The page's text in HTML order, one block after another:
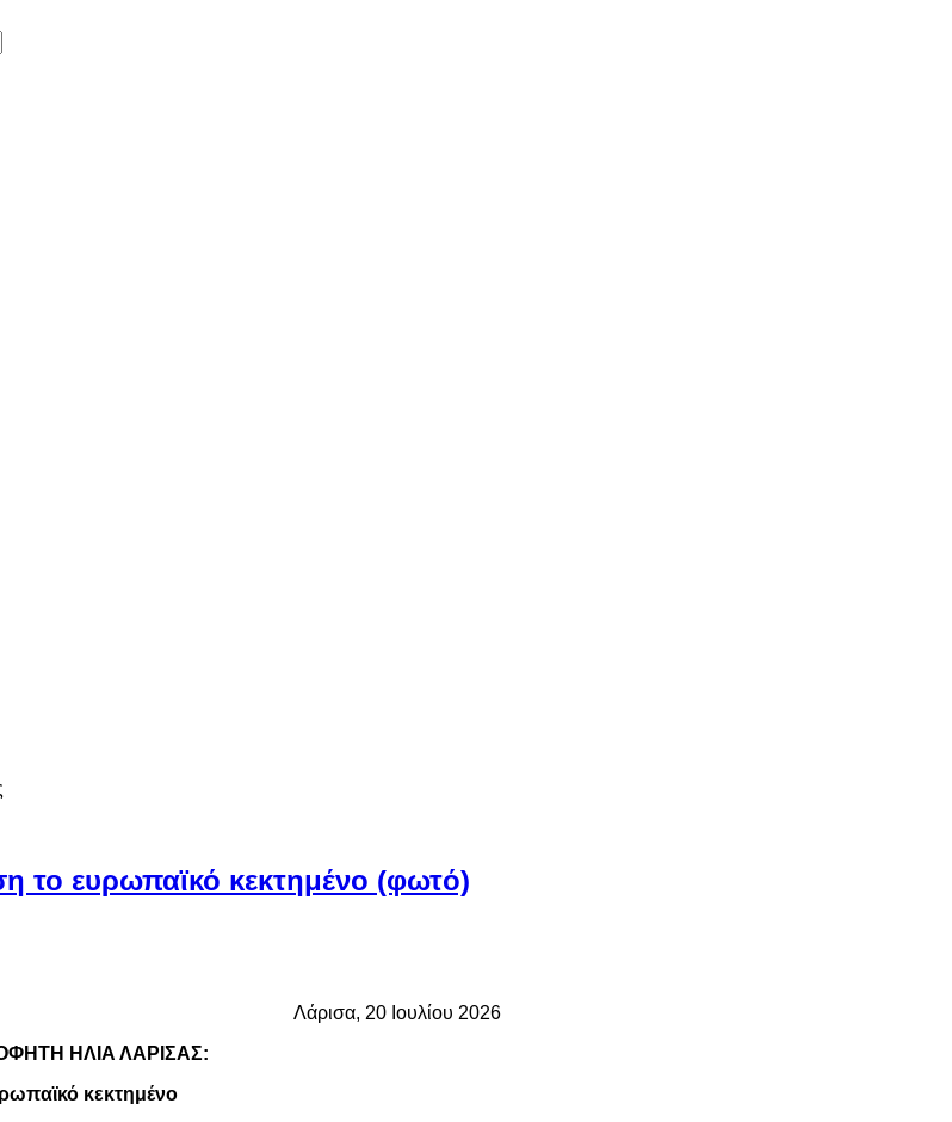
το ευρωπαϊκό κεκτημένο (φωτό)
Λάρισα, 20 Ιουλίου 2026
ΗΛΙΑ ΛΑΡΙΣΑΣ:
κεκτημένο